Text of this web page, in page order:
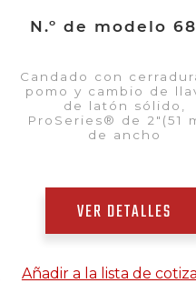
N.º de modelo
Candado con
pomo y cambio de
de latón sólido,
ProSeries® de 2"(51
de ancho
VER DETALLES
Añadir a la lista de